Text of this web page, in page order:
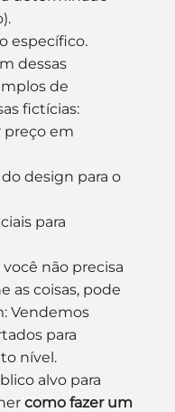
específico.
dessas
de
fictícias:
em
design para o
para
não precisa
as coisas, pode
Vendemos
para
nível.
alvo para
como fazer um